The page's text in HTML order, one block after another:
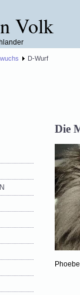
Volk
D-Wurf